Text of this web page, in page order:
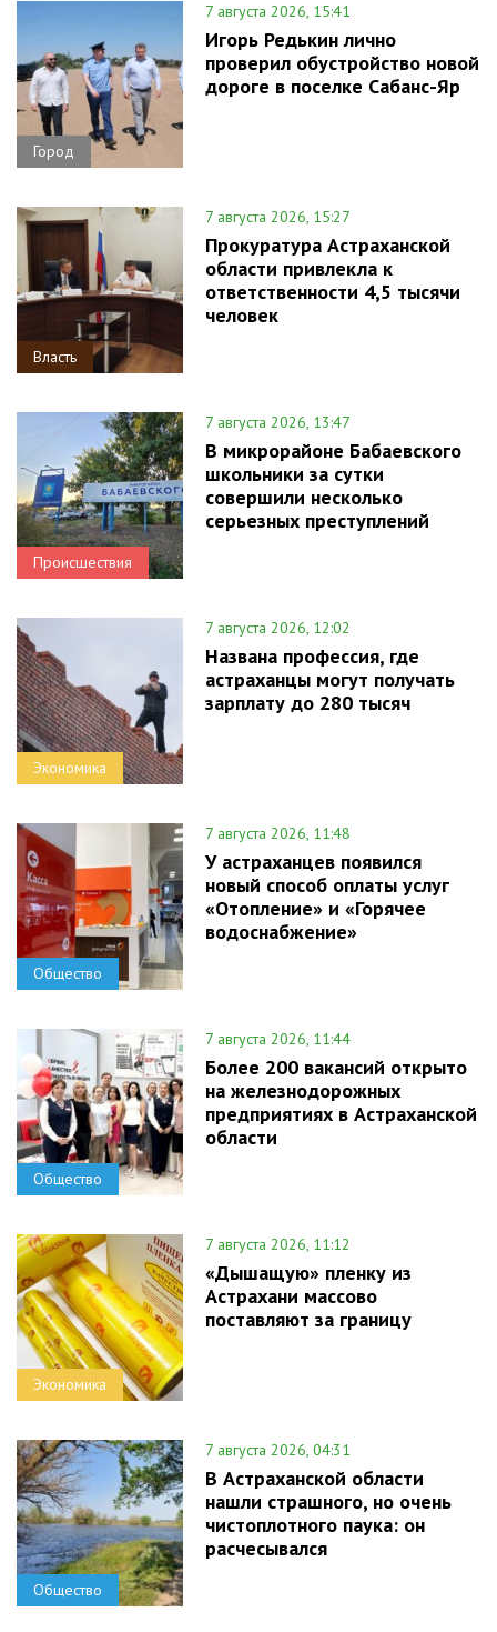
Город
7 августа 2026, 15:41
Игорь Редькин лично
проверил обустройство новой
дороге в поселке Сабанс-Яр
Власть
7 августа 2026, 15:27
Прокуратура Астраханской
области привлекла к
ответственности 4,5 тысячи
человек
Происшествия
7 августа 2026, 13:47
В микрорайоне Бабаевского
школьники за сутки
совершили несколько
серьезных преступлений
Экономика
7 августа 2026, 12:02
Названа профессия, где
астраханцы могут получать
зарплату до 280 тысяч
Общество
7 августа 2026, 11:48
У астраханцев появился
новый способ оплаты услуг
«Отопление» и «Горячее
водоснабжение»
Общество
7 августа 2026, 11:44
Более 200 вакансий открыто
на железнодорожных
предприятиях в Астраханской
области
Экономика
7 августа 2026, 11:12
«Дышащую» пленку из
Астрахани массово
поставляют за границу
Общество
7 августа 2026, 04:31
В Астраханской области
нашли страшного, но очень
чистоплотного паука: он
расчесывался